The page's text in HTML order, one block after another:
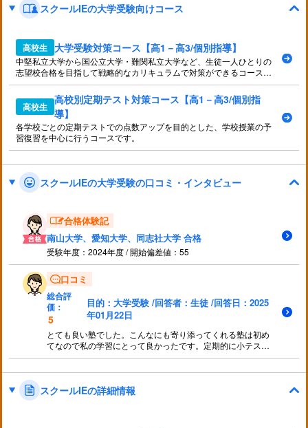
スクールIEの大学受験向けコース
高校生 大学受験対策コース【高1－高3/個別指導】
中堅私立大学から国公立大学・難関私立大学など、生徒一人ひとりの
志望校合格を目指して戦略的なカリキュラムで対策ができるコースで
す。
高校生
高校別定期テスト対策コース【高1－高3/個別指
導】
各学校ごとの定期テストでの点数アップを目的とした、学校授業の予
習復習を中心に行うコースです。
スクールIEの大学受験の口コミ・インタビュー
合格体験記
南山大学、愛知大学、同志社大学 合格
受験年度：2024年度 / 開始偏差値：55
口コミ
総合評
価：
5
目的：大学受験 /回答者：生徒 /回答日：2025
年01月22日
とても良い塾でした。こんなにも寄り添ってくれる塾は初め
てなので私の学習にとって良かったです。定期的に小テスト
があるのも勉強が疎かにならなくてもとても良かったです。
スクールIEの詳細情報